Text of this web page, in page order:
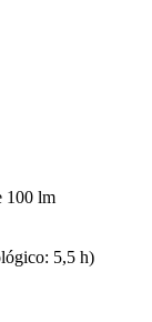
100 lm
5,5 h)